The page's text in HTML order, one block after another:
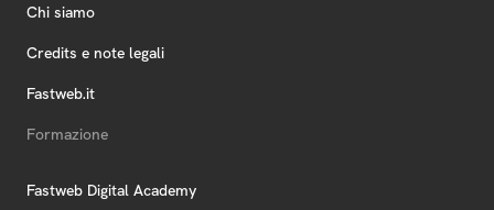
Chi siamo
Credits e note legali
Fastweb.it
Formazione
Fastweb Digital Academy